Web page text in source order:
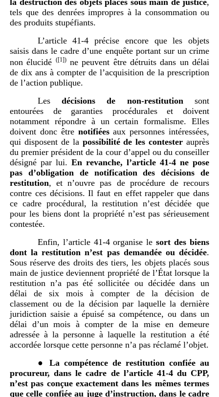
la destruction des objets placés sous main de justice,
tels que des denrées impropres à la consommation ou
des produits stupéfiants.
L’article 41-4 précise encore que les objets
saisis dans le cadre d’une enquête portant sur un crime
non élucidé ([1])ne peuvent être détruits dans un délai
de dix ans à compter de l’acquisition de la prescription
de l’action publique.
Lesdécisions de non-restitutionsont
entourées de garanties procédurales et doivent
notamment répondre à un certain formalisme. Elles
doivent donc être notifiéesaux personnes intéressées,
qui disposent de la possibilité de les contester auprès
du premier président de la cour d’appel ou du conseiller
désigné par lui. En revanche, l’article 41-4 ne pose
pas d’obligation de notification des décisions de
restitution, et n’ouvre pas de procédure de recours
contre ces décisions. Il faut en effet rappeler que dans
ce cadre procédural, la restitution n’est décidée que
pour les biens dont la propriété n’est pas sérieusement
contestée.
Enfin, l’article 41-4 organise lesort des biens
dont la restitution n’est pas demandée ou décidée.
Sous réserve des droits des tiers, les objets placés sous
main de justice deviennent propriété de l’État lorsque la
restitution n’a pas été sollicitée ou décidée dans un
délai de six mois à compter de la décision de
classement ou de la décision par laquelle la dernière
juridiction saisie a épuisé sa compétence, ou dans un
délai d’un mois à compter de la mise en demeure
adressée à la personne à laquelle la restitution a été
accordée lorsque cette personne n’a pas réclamé l’objet.
● La compétence de restitution confiée au
procureur, dans le cadre de l’article 41-4 du CPP,
n’est pas conçue exactement dans les mêmes termes
que celle confiée au juge d’instruction, dans le cadre